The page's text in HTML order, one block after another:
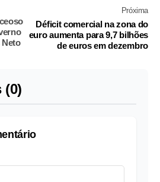
Próxima
Déficit comercial na zona do
euro aumenta para 9,7 bilhões
de euros em dezembro
(0)